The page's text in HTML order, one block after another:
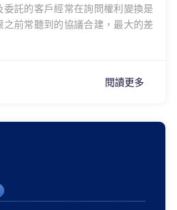
委託的客戶經常在詢問權利變換是
之前常聽到的協議合建，最大的差
閱讀更多